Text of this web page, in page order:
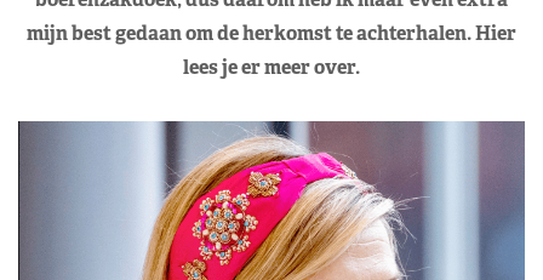
mijn best gedaan om de herkomst te achterhalen. Hier
lees je er meer over.